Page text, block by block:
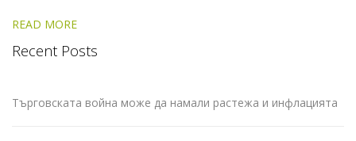
READ MORE
Recent Posts
Търговската война може да намали растежа и инфлацията